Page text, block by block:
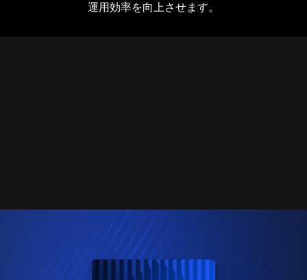
運用効率を向上させます。